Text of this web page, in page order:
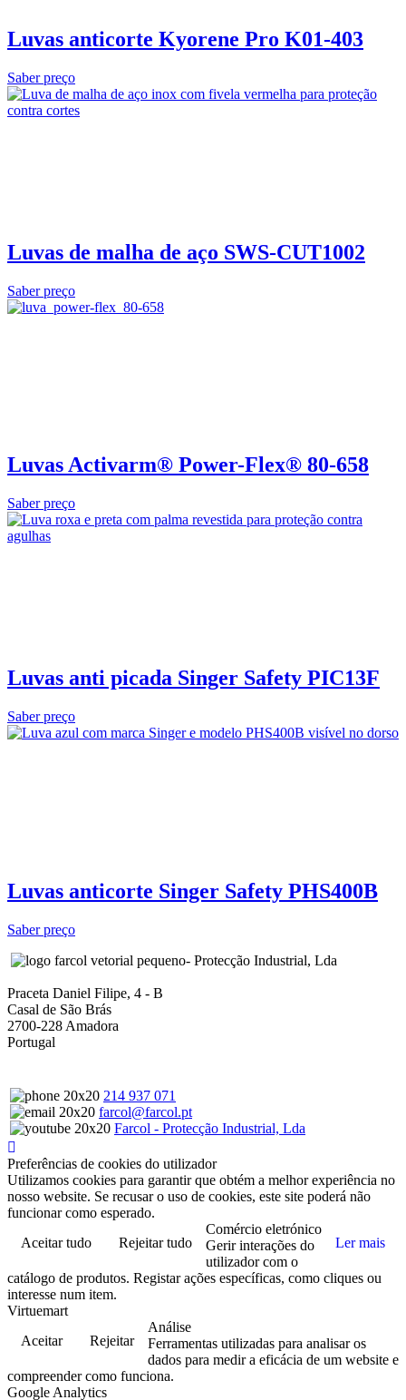
Luvas anticorte Kyorene Pro K01-403
Saber preço
Luvas de malha de aço SWS-CUT1002
Saber preço
Luvas Activarm® Power-Flex® 80-658
Saber preço
Luvas anti picada Singer Safety PIC13F
Saber preço
Luvas anticorte Singer Safety PHS400B
Saber preço
- Protecção Industrial, Lda
Praceta Daniel Filipe, 4 - B
Casal de São Brás
2700-228 Amadora
Portugal
214 937 071
farcol@farcol.pt
Farcol - Protecção Industrial, Lda
Preferências de cookies do utilizador
Utilizamos cookies para garantir que obtém a melhor experiência no
nosso website. Se recusar o uso de cookies, este site poderá não
funcionar como esperado.
Aceitar tudo
Rejeitar tudo Ler mais
Comércio eletrónico
Gerir interações do
utilizador com o
catálogo de produtos. Registar ações específicas, como cliques ou
interesse num item.
Virtuemart
Aceitar
Rejeitar
Análise
Ferramentas utilizadas para analisar os
dados para medir a eficácia de um website e
compreender como funciona.
Google Analytics